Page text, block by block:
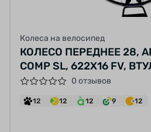
Колеса на велосипед
КОЛЕСО ПЕРЕДНЕЕ 28,
COMP SL, 622X16 FV,
BRAKE ПОД
(НЕРЖАВЕЙКА) ЧЕРНЫЕ
0 отзывов
12 12 12 9 12